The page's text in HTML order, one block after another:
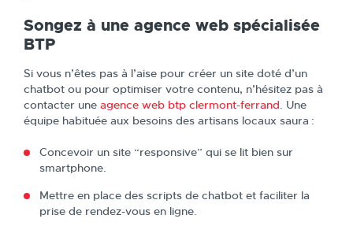
Songez à une agence web spécialisée
BTP
Si vous n’êtes pas à l’aise pour créer un site doté d’un
chatbot ou pour optimiser votre contenu, n’hésitez pas à
contacter une agence web btp clermont-ferrand. Une
équipe habituée aux besoins des artisans locaux saura :
Concevoir un site “responsive” qui se lit bien sur
smartphone.
Mettre en place des scripts de chatbot et faciliter la
prise de rendez-vous en ligne.